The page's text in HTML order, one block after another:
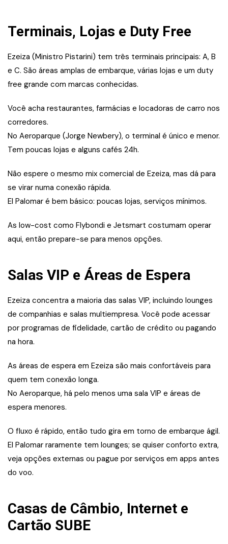
Terminais, Lojas e Duty Free
Ezeiza (Ministro Pistarini) tem três terminais principais: A, B
e C. São áreas amplas de embarque, várias lojas e um duty
free grande com marcas conhecidas.
Você acha restaurantes, farmácias e locadoras de carro nos
corredores.
No Aeroparque (Jorge Newbery), o terminal é único e menor.
Tem poucas lojas e alguns cafés 24h.
Não espere o mesmo mix comercial de Ezeiza, mas dá para
se virar numa conexão rápida.
El Palomar é bem básico: poucas lojas, serviços mínimos.
As low-cost como Flybondi e Jetsmart costumam operar
aqui, então prepare-se para menos opções.
Salas VIP e Áreas de Espera
Ezeiza concentra a maioria das salas VIP, incluindo lounges
de companhias e salas multiempresa. Você pode acessar
por programas de fidelidade, cartão de crédito ou pagando
na hora.
As áreas de espera em Ezeiza são mais confortáveis para
quem tem conexão longa.
No Aeroparque, há pelo menos uma sala VIP e áreas de
espera menores.
O fluxo é rápido, então tudo gira em torno de embarque ágil.
El Palomar raramente tem lounges; se quiser conforto extra,
veja opções externas ou pague por serviços em apps antes
do voo.
Casas de Câmbio, Internet e
Cartão SUBE